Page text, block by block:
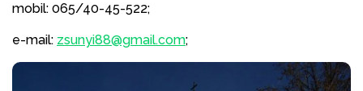
mobil: 065/40-45-522;
e-mail: zsunyi88@gmail.com;